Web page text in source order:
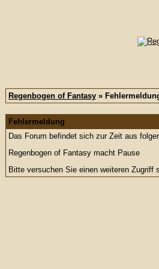
Regenbogen of Fantasy »
Fehlermeldung
Das Forum befindet sich zur Zeit aus
Regenbogen of Fantasy macht Pause
Bitte versuchen Sie einen weiteren Zugriff